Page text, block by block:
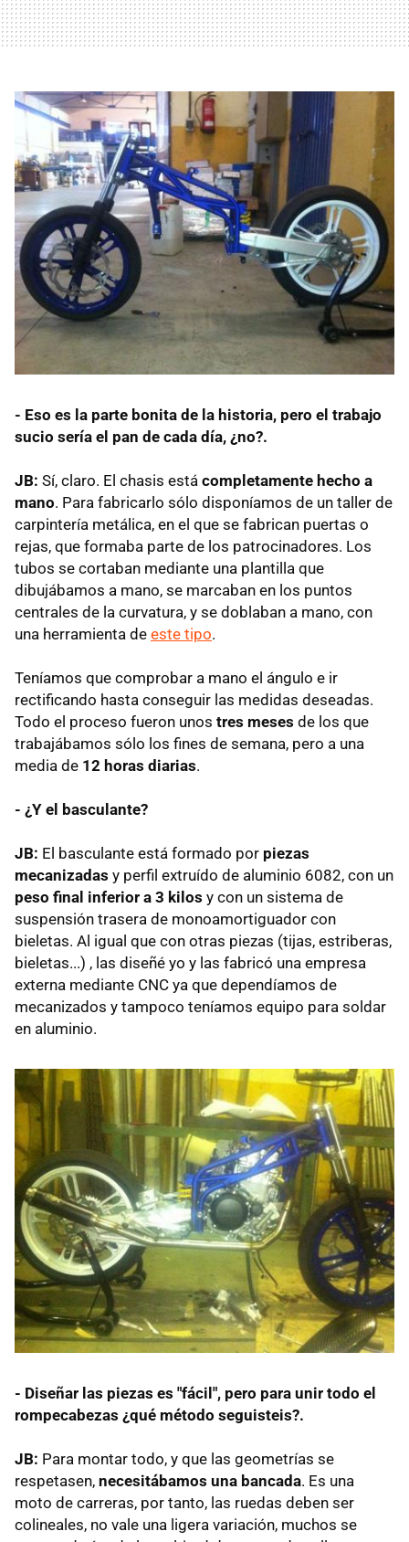
- Eso es la parte bonita de la historia, pero el trabajo
sucio sería el pan de cada día, ¿no?.
JB: Sí, claro. El chasis está completamente hecho a
mano. Para fabricarlo sólo disponíamos de un taller de
carpintería metálica, en el que se fabrican puertas o
rejas, que formaba parte de los patrocinadores. Los
tubos se cortaban mediante una plantilla que
dibujábamos a mano, se marcaban en los puntos
centrales de la curvatura, y se doblaban a mano, con
una herramienta de este tipo.
Teníamos que comprobar a mano el ángulo e ir
rectificando hasta conseguir las medidas deseadas.
Todo el proceso fueron unos tres meses de los que
trabajábamos sólo los fines de semana, pero a una
media de 12 horas diarias.
- ¿Y el basculante?
JB: El basculante está formado por piezas
mecanizadas y perfil extruído de aluminio 6082, con un
peso final inferior a 3 kilos y con un sistema de
suspensión trasera de monoamortiguador con
bieletas. Al igual que con otras piezas (tijas, estriberas,
bieletas...) , las diseñé yo y las fabricó una empresa
externa mediante CNC ya que dependíamos de
mecanizados y tampoco teníamos equipo para soldar
en aluminio.
- Diseñar las piezas es "fácil", pero para unir todo el
rompecabezas ¿qué método seguisteis?.
JB: Para montar todo, y que las geometrías se
respetasen, necesitábamos una bancada. Es una
moto de carreras, por tanto, las ruedas deben ser
colineales, no vale una ligera variación, muchos se